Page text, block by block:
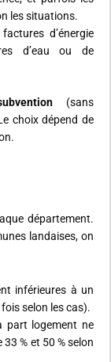
les situations.
d’énergie
d’eau ou de
(sans
choix dépend de
département.
landaises, on
inférieures à un
selon les cas).
part logement ne
% et 50 % selon